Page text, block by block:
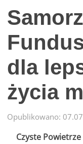
dla
życia
Opublikowano:
Czyste